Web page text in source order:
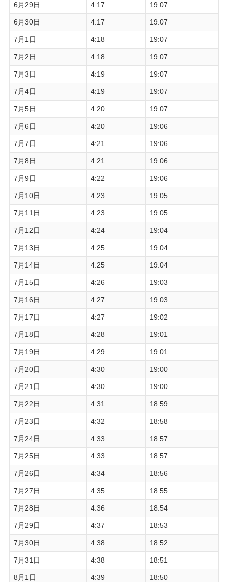
6月29日 4:17 19:07
6月30日 4:17 19:07
7月1日 4:18 19:07
7月2日 4:18 19:07
7月3日 4:19 19:07
7月4日 4:19 19:07
7月5日 4:20 19:07
7月6日 4:20 19:06
7月7日 4:21 19:06
7月8日 4:21 19:06
7月9日 4:22 19:06
7月10日 4:23 19:05
7月11日 4:23 19:05
7月12日 4:24 19:04
7月13日 4:25 19:04
7月14日 4:25 19:04
7月15日 4:26 19:03
7月16日 4:27 19:03
7月17日 4:27 19:02
7月18日 4:28 19:01
7月19日 4:29 19:01
7月20日 4:30 19:00
7月21日 4:30 19:00
7月22日 4:31 18:59
7月23日 4:32 18:58
7月24日 4:33 18:57
7月25日 4:33 18:57
7月26日 4:34 18:56
7月27日 4:35 18:55
7月28日 4:36 18:54
7月29日 4:37 18:53
7月30日 4:38 18:52
7月31日 4:38 18:51
8月1日 4:39 18:50